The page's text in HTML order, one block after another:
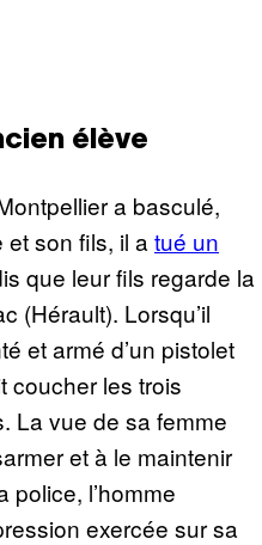
élève
a basculé,
son fils, il a tué un
que leur fils regarde la
(Hérault). Lorsqu’il
et armé d’un pistolet
coucher les trois
La vue de sa femme
et à le maintenir
l’homme
exercée sur sa